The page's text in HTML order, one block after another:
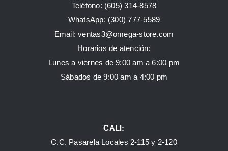
Teléfono: (605) 314-8578
WhatsApp: (300) 777-5589
Email: ventas3@omega-store.com
Horarios de atención:
Lunes a viernes de 9:00 am a 6:00 pm
Sábados de 9:00 am a 4:00 pm
CALI:
C.C. Pasarela Locales 2-115 y 2-120